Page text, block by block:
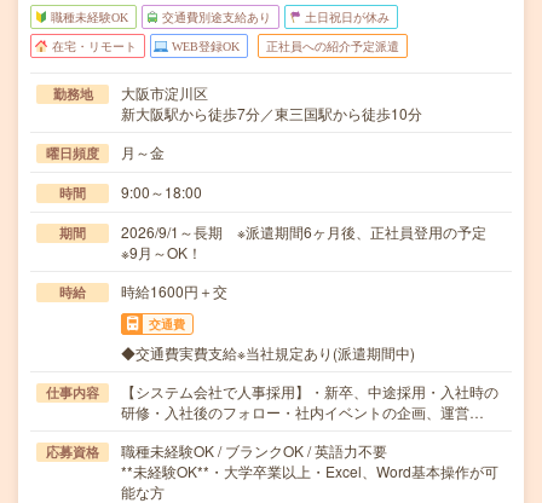
職種未経験OK 交通費別途支給あり 土日祝日が休み
在宅・リモート WEB登録OK 正社員への紹介予定派遣
勤務地
大阪市淀川区
新大阪駅から徒歩7分／東三国駅から徒歩10分
曜日頻度 月～金
時間 9:00～18:00
期間
2026/9/1～長期 ※派遣期間6ヶ月後、正社員登用の予定
※9月～OK！
時給 時給1600円＋交
交通費
◆交通費実費支給※当社規定あり(派遣期間中)
仕事内容
【システム会社で人事採用】・新卒、中途採用・入社時の
研修・入社後のフォロー・社内イベントの企画、運営…
応募資格
職種未経験OK / ブランクOK / 英語力不要
**未経験OK**・大学卒業以上・Excel、Word基本操作が可
能な方